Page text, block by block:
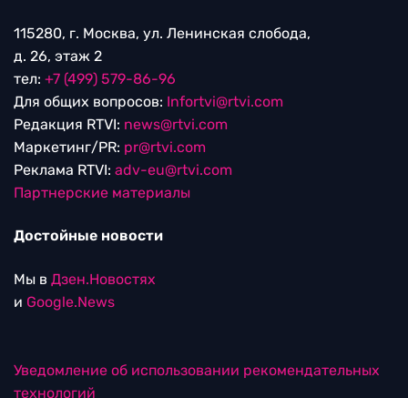
115280, г. Москва, ул. Ленинская слобода,
д. 26, этаж 2
тел: +7 (499) 579-86-96
Для общих вопросов: Infortvi@rtvi.com
Редакция RTVI: news@rtvi.com
Маркетинг/PR: pr@rtvi.com
Реклама RTVI: adv-eu@rtvi.com
Партнерские материалы
Достойные новости
Мы в Дзен.Новостях
и Google.News
Уведомление об использовании рекомендательных
технологий